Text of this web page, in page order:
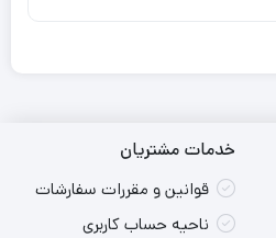
خدمات مشتریان
قوانین و مقررات سفارشات
ناحیه حساب کاربری